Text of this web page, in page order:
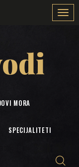
MORA
SPECIJALITETI